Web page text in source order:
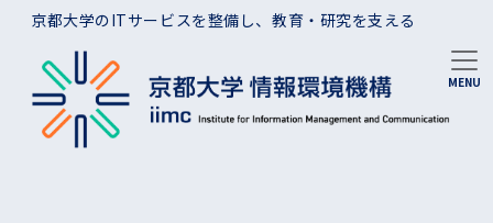
メインコンテンツに移動
京都大学のITサービスを整備し、教育・研究を支える